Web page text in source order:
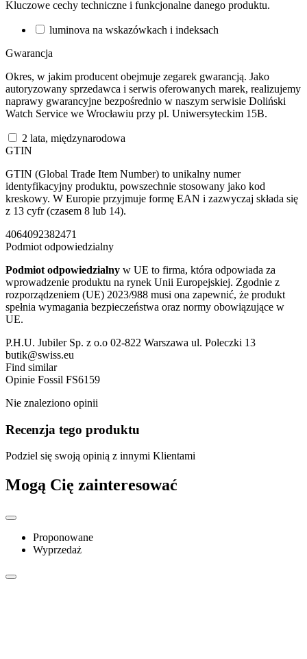
Kluczowe cechy techniczne i funkcjonalne danego produktu.
luminova na wskazówkach i indeksach
Gwarancja
Okres, w jakim producent obejmuje zegarek gwarancją. Jako
autoryzowany sprzedawca i serwis oferowanych marek, realizujemy
naprawy gwarancyjne bezpośrednio w naszym serwisie Doliński
Watch Service we Wrocławiu przy pl. Uniwersyteckim 15B.
2 lata, międzynarodowa
GTIN
GTIN (Global Trade Item Number) to unikalny numer
identyfikacyjny produktu, powszechnie stosowany jako kod
kreskowy. W Europie przyjmuje formę EAN i zazwyczaj składa się
z 13 cyfr (czasem 8 lub 14).
4064092382471
Podmiot odpowiedzialny
Podmiot odpowiedzialny w UE to firma, która odpowiada za
wprowadzenie produktu na rynek Unii Europejskiej. Zgodnie z
rozporządzeniem (UE) 2023/988 musi ona zapewnić, że produkt
spełnia wymagania bezpieczeństwa oraz normy obowiązujące w
UE.
P.H.U. Jubiler Sp. z o.o 02-822 Warszawa ul. Poleczki 13
butik@swiss.eu
Find similar
Opinie Fossil FS6159
Nie znaleziono opinii
Recenzja tego produktu
Podziel się swoją opinią z innymi Klientami
Mogą Cię zainteresować
Proponowane
Wyprzedaż